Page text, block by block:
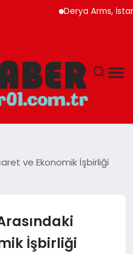
Derya Arms, İstanbul
ve Ekonomik İşbirliği
İşbirliği